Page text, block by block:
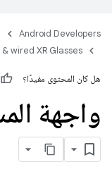
Android Developers
wired XR Glasses
هل كان المحتوى مفيدًا؟
واجهة